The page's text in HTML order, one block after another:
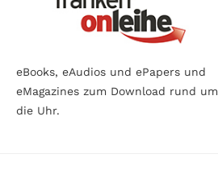
eBooks, eAudios und ePapers und
eMagazines zum Download rund um
die Uhr.